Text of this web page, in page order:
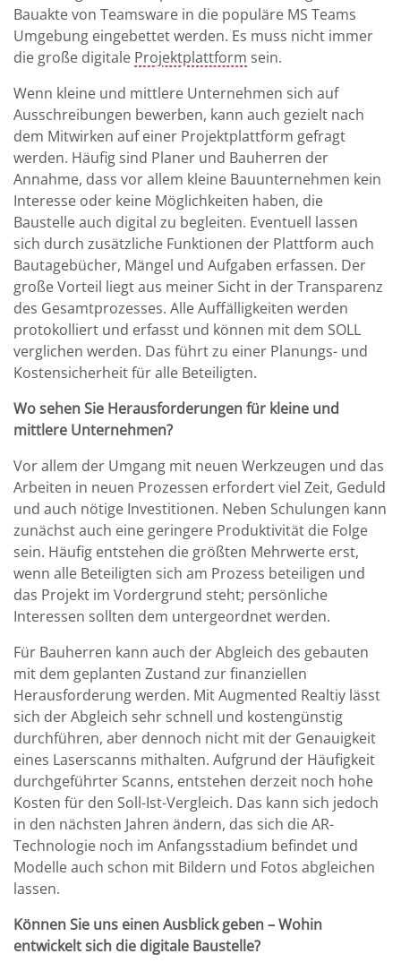
Bauakte von Teamsware in die populäre MS Teams
Umgebung eingebettet werden. Es muss nicht immer
die große digitale Projektplattform sein.
Wenn kleine und mittlere Unternehmen sich auf
Ausschreibungen bewerben, kann auch gezielt nach
dem Mitwirken auf einer Projektplattform gefragt
werden. Häufig sind Planer und Bauherren der
Annahme, dass vor allem kleine Bauunternehmen kein
Interesse oder keine Möglichkeiten haben, die
Baustelle auch digital zu begleiten. Eventuell lassen
sich durch zusätzliche Funktionen der Plattform auch
Bautagebücher, Mängel und Aufgaben erfassen. Der
große Vorteil liegt aus meiner Sicht in der Transparenz
des Gesamtprozesses. Alle Auffälligkeiten werden
protokolliert und erfasst und können mit dem SOLL
verglichen werden. Das führt zu einer Planungs- und
Kostensicherheit für alle Beteiligten.
Wo sehen Sie Herausforderungen für kleine und
mittlere Unternehmen?
Vor allem der Umgang mit neuen Werkzeugen und das
Arbeiten in neuen Prozessen erfordert viel Zeit, Geduld
und auch nötige Investitionen. Neben Schulungen kann
zunächst auch eine geringere Produktivität die Folge
sein. Häufig entstehen die größten Mehrwerte erst,
wenn alle Beteiligten sich am Prozess beteiligen und
das Projekt im Vordergrund steht; persönliche
Interessen sollten dem untergeordnet werden.
Für Bauherren kann auch der Abgleich des gebauten
mit dem geplanten Zustand zur finanziellen
Herausforderung werden. Mit Augmented Realtiy lässt
sich der Abgleich sehr schnell und kostengünstig
durchführen, aber dennoch nicht mit der Genauigkeit
eines Laserscanns mithalten. Aufgrund der Häufigkeit
durchgeführter Scanns, entstehen derzeit noch hohe
Kosten für den Soll-Ist-Vergleich. Das kann sich jedoch
in den nächsten Jahren ändern, das sich die AR-
Technologie noch im Anfangsstadium befindet und
Modelle auch schon mit Bildern und Fotos abgleichen
lassen.
Können Sie uns einen Ausblick geben – Wohin
entwickelt sich die digitale Baustelle?